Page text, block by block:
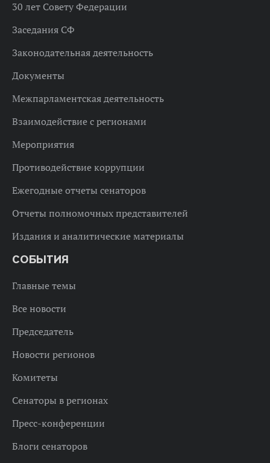
30 лет Совету Федерации
Заседания СФ
Законодательная деятельность
Документы
Межпарламентская деятельность
Взаимодействие с регионами
Мероприятия
Противодействие коррупции
Ежегодные отчеты сенаторов
Отчеты полномочных представителей
Издания и аналитические материалы
СОБЫТИЯ
Главные темы
Все новости
Председатель
Новости регионов
Комитеты
Сенаторы в регионах
Пресс-конференции
Блоги сенаторов